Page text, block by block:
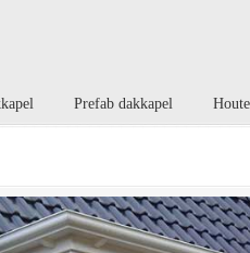
Prefab dakkapel